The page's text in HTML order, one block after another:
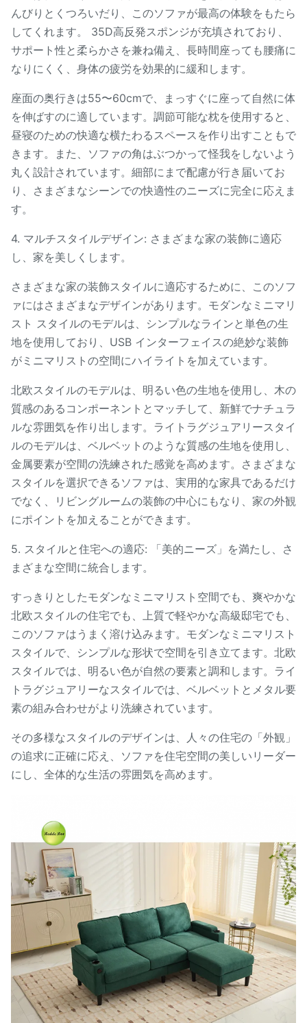
んびりとくつろいだり、このソファが最高の体験をもたら
してくれます。 35D高反発スポンジが充填されており、
サポート性と柔らかさを兼ね備え、長時間座っても腰痛に
なりにくく、身体の疲労を効果的に緩和します。
座面の奥行きは55〜60cmで、まっすぐに座って自然に体
を伸ばすのに適しています。調節可能な枕を使用すると、
昼寝のための快適な横たわるスペースを作り出すこともで
きます。また、ソファの角はぶつかって怪我をしないよう
丸く設計されています。細部にまで配慮が行き届いてお
り、さまざまなシーンでの快適性のニーズに完全に応えま
す。
4. マルチスタイルデザイン: さまざまな家の装飾に適応
し、家を美しくします。
さまざまな家の装飾スタイルに適応するために、このソフ
ァにはさまざまなデザインがあります。モダンなミニマリ
スト スタイルのモデルは、シンプルなラインと単色の生
地を使用しており、USB インターフェイスの絶妙な装飾
がミニマリストの空間にハイライトを加えています。
北欧スタイルのモデルは、明るい色の生地を使用し、木の
質感のあるコンポーネントとマッチして、新鮮でナチュラ
ルな雰囲気を作り出します。ライトラグジュアリースタイ
ルのモデルは、ベルベットのような質感の生地を使用し、
金属要素が空間の洗練された感覚を高めます。さまざまな
スタイルを選択できるソファは、実用的な家具であるだけ
でなく、リビングルームの装飾の中心にもなり、家の外観
にポイントを加えることができます。
5. スタイルと住宅への適応: 「美的ニーズ」を満たし、さ
まざまな空間に統合します。
すっきりとしたモダンなミニマリスト空間でも、爽やかな
北欧スタイルの住宅でも、上質で軽やかな高級邸宅でも、
このソファはうまく溶け込みます。モダンなミニマリスト
スタイルで、シンプルな形状で空間を引き立てます。北欧
スタイルでは、明るい色が自然の要素と調和します。ライ
トラグジュアリーなスタイルでは、ベルベットとメタル要
素の組み合わせがより洗練されています。
その多様なスタイルのデザインは、人々の住宅の「外観」
の追求に正確に応え、ソファを住宅空間の美しいリーダー
にし、全体的な生活の雰囲気を高めます。